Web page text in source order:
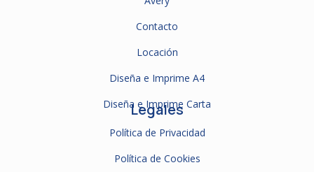
Contacto
Locación
Diseña e Imprime A4
Diseña e Imprime Carta
Legales
Política de Privacidad
Política de Cookies